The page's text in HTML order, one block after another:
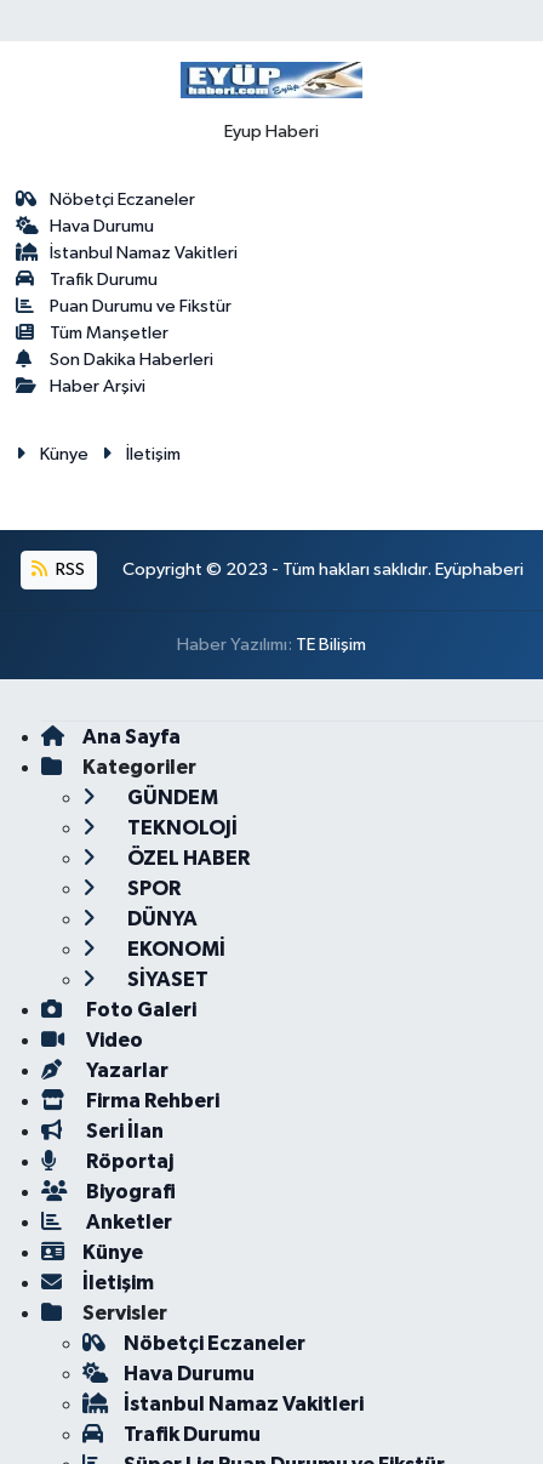
Eyup Haberi
Nöbetçi Eczaneler
Hava Durumu
İstanbul Namaz Vakitleri
Trafik Durumu
Puan Durumu ve Fikstür
Tüm Manşetler
Son Dakika Haberleri
Haber Arşivi
Künye İletişim
RSS Copyright © 2023 - Tüm hakları saklıdır. Eyüphaberi
Haber Yazılımı: TE Bilişim
Ana Sayfa
Kategoriler
GÜNDEM
TEKNOLOJİ
ÖZEL HABER
SPOR
DÜNYA
EKONOMİ
SİYASET
Foto Galeri
Video
Yazarlar
Firma Rehberi
Seri İlan
Röportaj
Biyografi
Anketler
Künye
İletişim
Servisler
Nöbetçi Eczaneler
Hava Durumu
İstanbul Namaz Vakitleri
Trafik Durumu